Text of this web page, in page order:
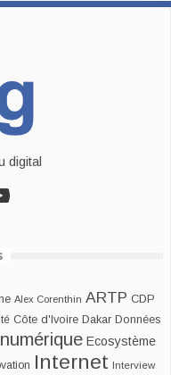
digital
Alex Corenthin ARTP CDP
Côte d'Ivoire Dakar Données
Ecosystème
Internet Interview